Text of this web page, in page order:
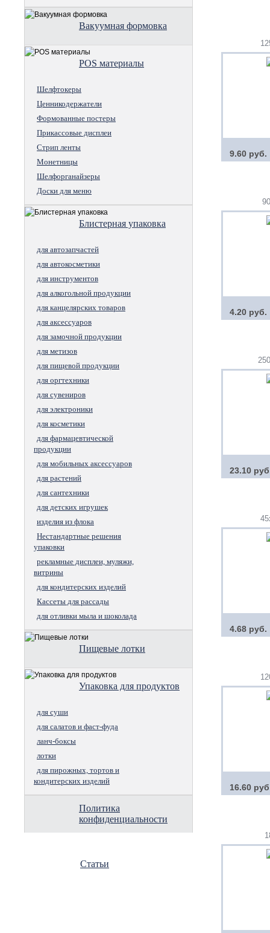
Вакуумная формовка
POS материалы
Шелфтокеры
Ценникодержатели
Формованные постеры
Прикассовые дисплеи
Стрип ленты
Монетницы
Шелфорганайзеры
Доски для меню
Блистерная упаковка
для автозапчастей
для автокосметики
для инструментов
для алкогольной продукции
для канцелярских товаров
для аксессуаров
для замочной продукции
для метизов
для пищевой продукции
для оргтехники
для сувениров
для электроники
для косметики
для фармацевтической
продукции
для мобильных аксессуаров
для растений
для сантехники
для детских игрушек
изделия из флока
Нестандартные решения
упаковки
рекламные дисплеи, муляжи,
витрины
для кондитерских изделий
Кассеты для рассады
для отливки мыла и шоколада
Пищевые лотки
Упаковка для продуктов
для суши
для салатов и фаст-фуда
ланч-боксы
лотки
для пирожных, тортов и
кондитерских изделий
Политика
конфиденциальности
Статьи
9.60 руб.
4.20 руб.
23.10
4.68 руб.
16.60